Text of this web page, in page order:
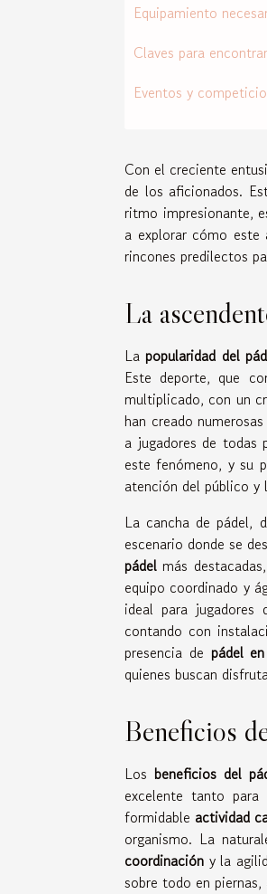
Equipamiento
Claves para
Eventos y
Con el creciente
de los aficionados.
ritmo impresionante,
a explorar cómo este
rincones predilectos
La
La popularidad del
Este deporte, que
multiplicado, con un
han creado numerosas
a jugadores de todas
este fenómeno, y su
atención del público y
La cancha de pádel,
escenario donde se
pádel más
equipo coordinado y
ideal para
contando con
presencia de pádel
quienes buscan
Beneficios
Los beneficios del
excelente tanto
formidable actividad
organismo. La
coordinación y la
sobre todo en piernas,